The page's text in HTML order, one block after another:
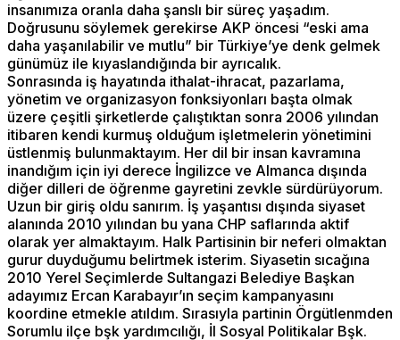
insanımıza oranla daha şanslı bir süreç yaşadım.
Doğrusunu söylemek gerekirse AKP öncesi “eski ama
daha yaşanılabilir ve mutlu” bir Türkiye’ye denk gelmek
günümüz ile kıyaslandığında bir ayrıcalık.
Sonrasında iş hayatında ithalat-ihracat, pazarlama,
yönetim ve organizasyon fonksiyonları başta olmak
üzere çeşitli şirketlerde çalıştıktan sonra 2006 yılından
itibaren kendi kurmuş olduğum işletmelerin yönetimini
üstlenmiş bulunmaktayım. Her dil bir insan kavramına
inandığım için iyi derece İngilizce ve Almanca dışında
diğer dilleri de öğrenme gayretini zevkle sürdürüyorum.
Uzun bir giriş oldu sanırım. İş yaşantısı dışında siyaset
alanında 2010 yılından bu yana CHP saflarında aktif
olarak yer almaktayım. Halk Partisinin bir neferi olmaktan
gurur duyduğumu belirtmek isterim. Siyasetin sıcağına
2010 Yerel Seçimlerde Sultangazi Belediye Başkan
adayımız Ercan Karabayır’ın seçim kampanyasını
koordine etmekle atıldım. Sırasıyla partinin Örgütlenmden
Sorumlu ilçe bşk yardımcılığı, İl Sosyal Politikalar Bşk.